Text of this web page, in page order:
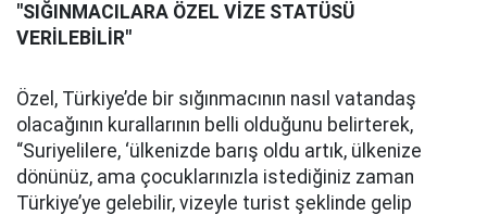
"SIĞINMACILARA ÖZEL VİZE STATÜSÜ
VERİLEBİLİR"
Özel, Türkiye’de bir sığınmacının nasıl vatandaş
olacağının kurallarının belli olduğunu belirterek,
“Suriyelilere, ‘ülkenizde barış oldu artık, ülkenize
dönünüz, ama çocuklarınızla istediğiniz zaman
Türkiye’ye gelebilir, vizeyle turist şeklinde gelip